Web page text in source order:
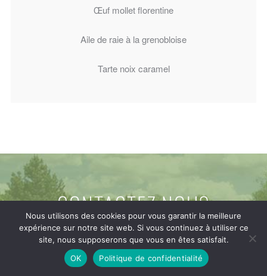
Œuf mollet florentine
Aile de raie à la grenobloise
Tarte noix caramel
CONTACTEZ NOUS
Domaine de la Grange aux Ormes
Rue de la Grange aux Ormes
Nous utilisons des cookies pour vous garantir la meilleure
expérience sur notre site web. Si vous continuez à utiliser ce
site, nous supposerons que vous en êtes satisfait.
OK
Politique de confidentialité